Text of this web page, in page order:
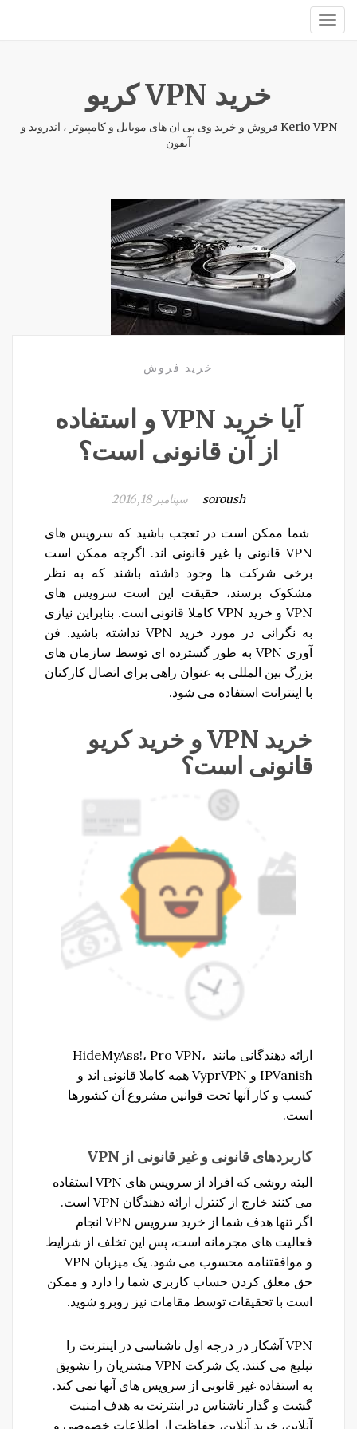
خرید VPN کریو
Kerio VPN فروش و خرید وی پی ان های موبایل و کامپیوتر ، اندروید و
آیفون
خرید فروش
آیا خرید VPN و استفاده
از آن قانونی است؟
soroush سپتامبر 18, 2016
شما ممکن است در تعجب باشید که سرویس های
VPN قانونی یا غیر قانونی اند. اگرچه ممکن است
برخی شرکت ها وجود داشته باشند که به نظر
مشکوک برسند، حقیقت این است سرویس های
VPN و خرید VPN کاملا قانونی است. بنابراین نیازی
به نگرانی در مورد خرید VPN نداشته باشید. فن
آوری VPN به طور گسترده ای توسط سازمان های
بزرگ بین المللی به عنوان راهی برای اتصال کارکنان
با اینترانت استفاده می شود.
خرید VPN و خرید کریو
قانونی است؟
ارائه دهندگانی مانند HideMyAss!، Pro VPN،
IPVanish و VyprVPN همه کاملا قانونی اند و
کسب و کار آنها تحت قوانین مشروع آن کشورها
است.
کاربردهای قانونی و غیر قانونی از VPN
البته روشی که افراد از سرویس های VPN استفاده
می کنند خارج از کنترل ارائه دهندگان VPN است.
اگر تنها هدف شما از خرید سرویس VPN انجام
فعالیت های مجرمانه است، پس این تخلف از شرایط
و موافقتنامه محسوب می شود. یک میزبان VPN
حق معلق کردن حساب کاربری شما را دارد و ممکن
است با تحقیقات توسط مقامات نیز روبرو شوید.
VPN آشکار در درجه اول ناشناسی در اینترنت را
تبلیغ می کنند. یک شرکت VPN مشتریان را تشویق
به استفاده غیر قانونی از سرویس های آنها نمی کند.
گشت و گذار ناشناس در اینترنت به هدف امنیت
آنلاین، خرید آنلاین، حفاظت ار اطلاعات خصوصی و